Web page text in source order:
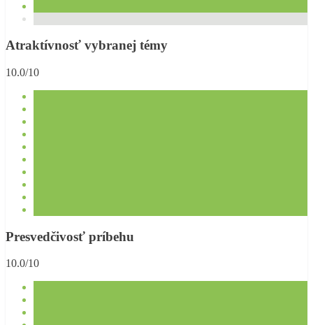
Atraktívnosť vybranej témy
10.0/10
Presvedčivosť príbehu
10.0/10